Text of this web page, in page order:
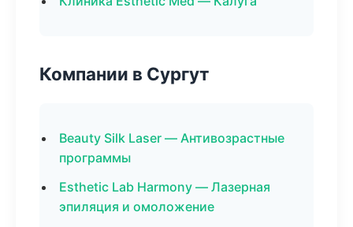
Компании в Сургут
Beauty Silk Laser — Антивозрастные
программы
Esthetic Lab Harmony — Лазерная
эпиляция и омоложение